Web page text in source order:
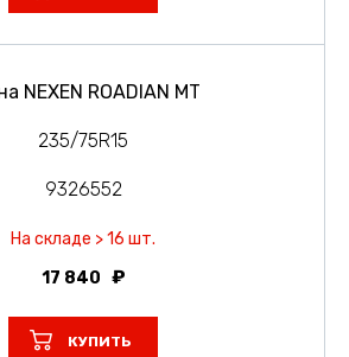
NEXEN ROADIAN MT
235/75R15
9326552
На складе > 16 шт.
17 840
КУПИТЬ